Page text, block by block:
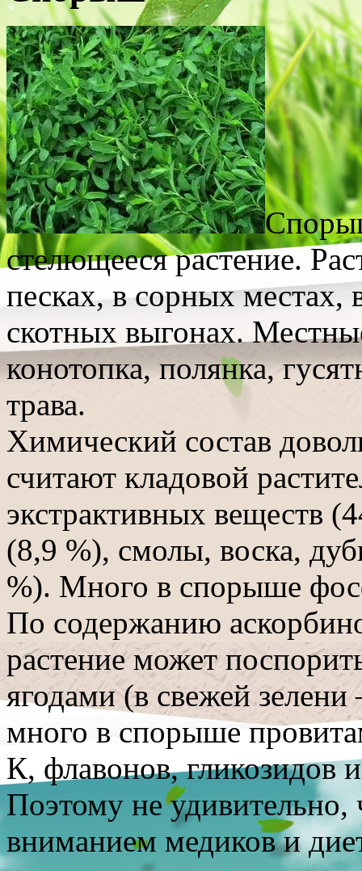
стелющееся растение.
песках, в сорных местах,
скотных выгонах.
конотопка, полянка,
трава.
Химический состав
считают кладовой
экстрактивных веществ
(8,9 %), смолы, воска,
%). Много в спорыше
По содержанию
растение может
ягодами (в свежей
много в спорыше
К, флавонов, гликозидов
Поэтому не
вниманием медиков и